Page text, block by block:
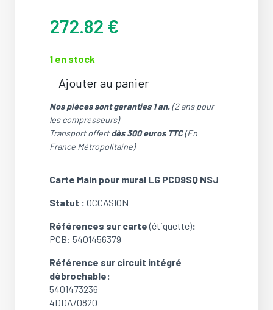
272.82 €
1 en stock
quantité
de
Carte
Main
pour
PC09SQ
(PCB:
5401456379)
(OCCASION)
Ajouter au panier
Nos pièces sont garanties 1 an.(2 ans pour
les compresseurs)
Transport offertdès 300 euros TTC(En
France Métropolitaine)
Carte Main pour mural LG PC09SQ NSJ
Statut : OCCASION
Références sur carte(étiquette):
PCB: 5401456379
Référence sur circuit intégré
débrochable:
5401473236
4DDA/0820